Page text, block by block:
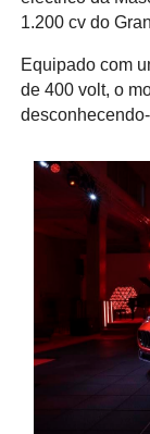
1.200 cv do
Equipado com
de 400 volt, o